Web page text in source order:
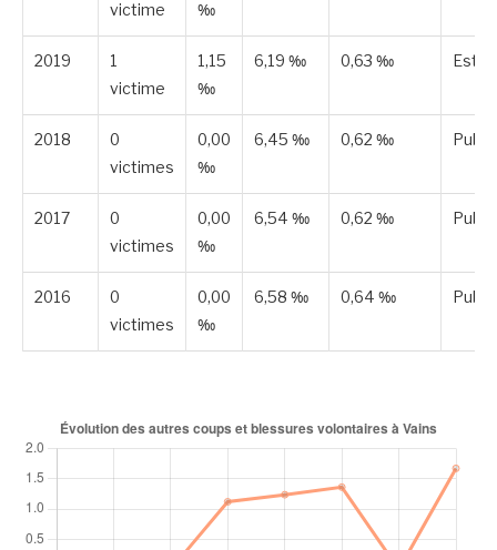
victime
‰
2019
1
victime
1,15
‰
6,19 ‰ 0,63 ‰
2018
0
victimes
0,00
‰
6,45 ‰ 0,62 ‰
2017
0
victimes
0,00
‰
6,54 ‰ 0,62 ‰
2016
0
victimes
0,00
‰
6,58 ‰ 0,64 ‰